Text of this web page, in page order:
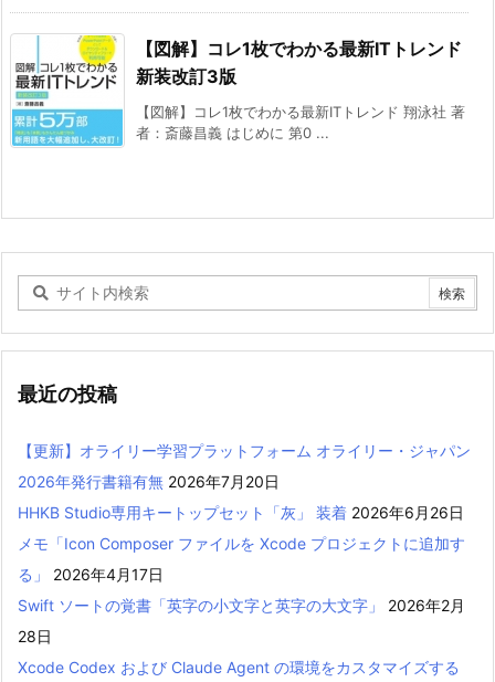
【図解】コレ1枚でわかる最新ITトレンド
新装改訂3版
【図解】コレ1枚でわかる最新ITトレンド 翔泳社 著
者：斎藤昌義 はじめに 第0 ...
最近の投稿
【更新】オライリー学習プラットフォーム オライリー・ジャパン
2026年発行書籍有無 2026年7月20日
HHKB Studio専用キートップセット「灰」 装着 2026年6月26日
メモ「Icon Composer ファイルを Xcode プロジェクトに追加す
る」
2026年4月17日
Swift ソートの覚書「英字の小文字と英字の大文字」
2026年2月
28日
Xcode Codex および Claude Agent の環境をカスタマイズする